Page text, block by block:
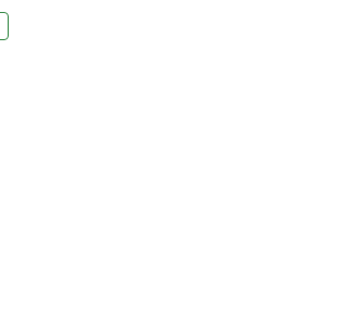
籽酚檢驗。食藥署23日晚
產品都沒有檢出棉酚。食